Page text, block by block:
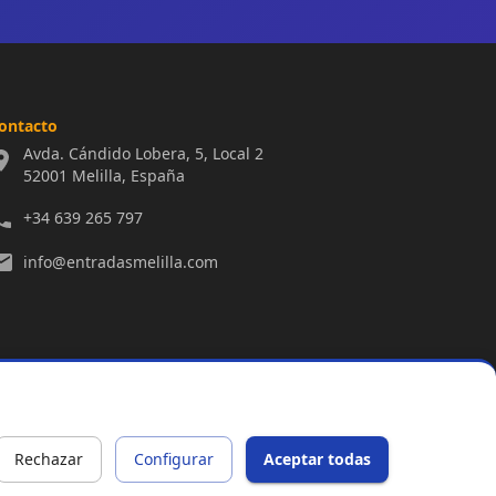
Avda. Cándido Lobera, 5, Local 2
52001 Melilla, España
+34 639 265 797
info@entradasmelilla.com
Accesibilidad
Rechazar Configurar Aceptar todas